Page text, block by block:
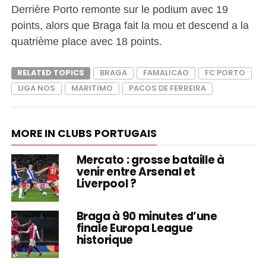
Derrière Porto remonte sur le podium avec 19
points, alors que Braga fait la mou et descend a la
quatrième place avec 18 points.
RELATED TOPICS BRAGA FAMALICAO
FC PORTO
LIGA NOS
MARITIMO PACOS DE FERREIRA
MORE IN CLUBS PORTUGAIS
Mercato : grosse bataille à
venir entre Arsenal et
Liverpool ?
Braga à 90 minutes d’une
finale Europa League
historique